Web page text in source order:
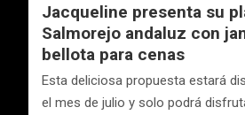
Jacqueline presenta su
Salmorejo andaluz con
bellota para cenas
Esta deliciosa propuesta estará
el mes de julio y solo podrá